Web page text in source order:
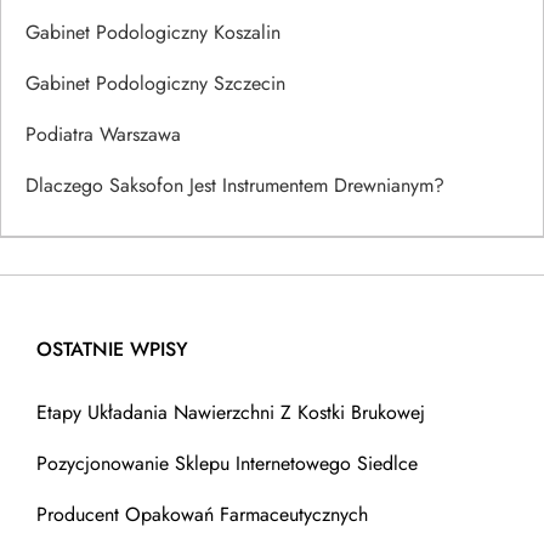
Gabinet Podologiczny Koszalin
Gabinet Podologiczny Szczecin
Podiatra Warszawa
Dlaczego Saksofon Jest Instrumentem Drewnianym?
OSTATNIE WPISY
Etapy Układania Nawierzchni Z Kostki Brukowej
Pozycjonowanie Sklepu Internetowego Siedlce
Producent Opakowań Farmaceutycznych